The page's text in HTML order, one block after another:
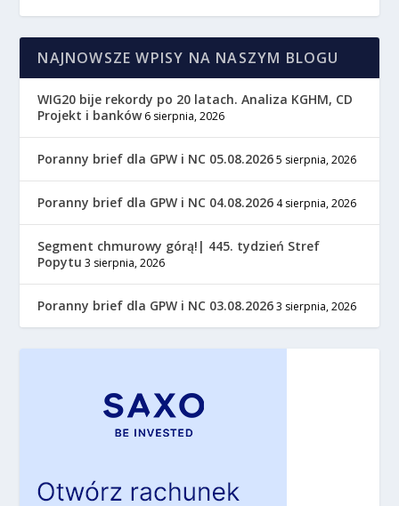
NAJNOWSZE WPISY NA NASZYM BLOGU
WIG20 bije rekordy po 20 latach. Analiza KGHM, CD
Projekt i banków 6 sierpnia, 2026
Poranny brief dla GPW i NC 05.08.2026 5 sierpnia, 2026
Poranny brief dla GPW i NC 04.08.2026 4 sierpnia, 2026
Segment chmurowy górą!| 445. tydzień Stref
Popytu 3 sierpnia, 2026
Poranny brief dla GPW i NC 03.08.2026 3 sierpnia, 2026